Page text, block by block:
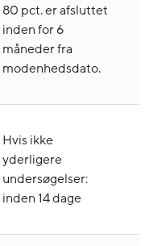
80 pct. er afsluttet
inden for 6
måneder fra
modenhedsdato.
Hvis ikke
yderligere
undersøgelser:
inden 14 dage